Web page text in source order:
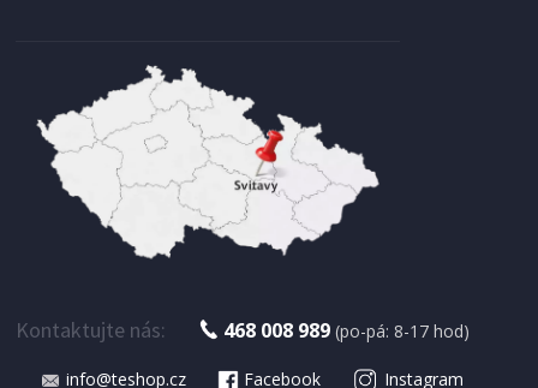
179 Kč
Kontaktujte nás: 468 008 989 (po-pá: 8-17 hod)
info@teshop.cz Facebook Instagram